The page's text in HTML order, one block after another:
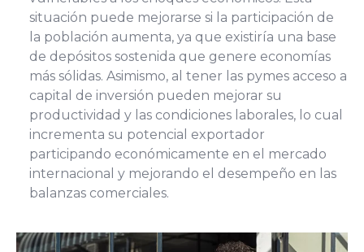
situación puede mejorarse si la participación de
la población aumenta, ya que existiría una base
de depósitos sostenida que genere economías
más sólidas. Asimismo, al tener las pymes acceso a
capital de inversión pueden mejorar su
productividad y las condiciones laborales, lo cual
incrementa su potencial exportador
participando económicamente en el mercado
internacional y mejorando el desempeño en las
balanzas comerciales.